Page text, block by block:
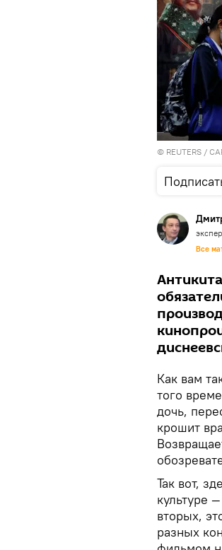
© REUTERS /
Все
Как вам
того
дочь,
крошит
Так вот,
культуре
вторых,
разных